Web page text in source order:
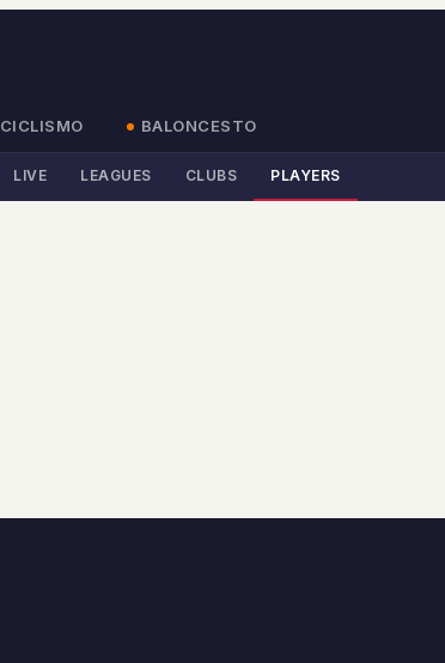
CICLISMO BALONCESTO
LIVE LEAGUES CLUBS PLAYERS